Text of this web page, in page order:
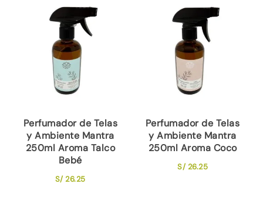
Perfumador de Telas
y Ambiente Mantra
250ml Aroma Talco
Bebé
S/26.25
Perfumador de Telas
y Ambiente Mantra
250ml Aroma Coco
S/26.25